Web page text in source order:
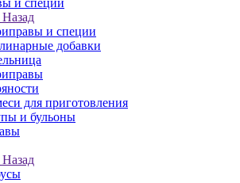
и специи
Назад
и специи
добавки
для приготовления
и бульоны
Назад